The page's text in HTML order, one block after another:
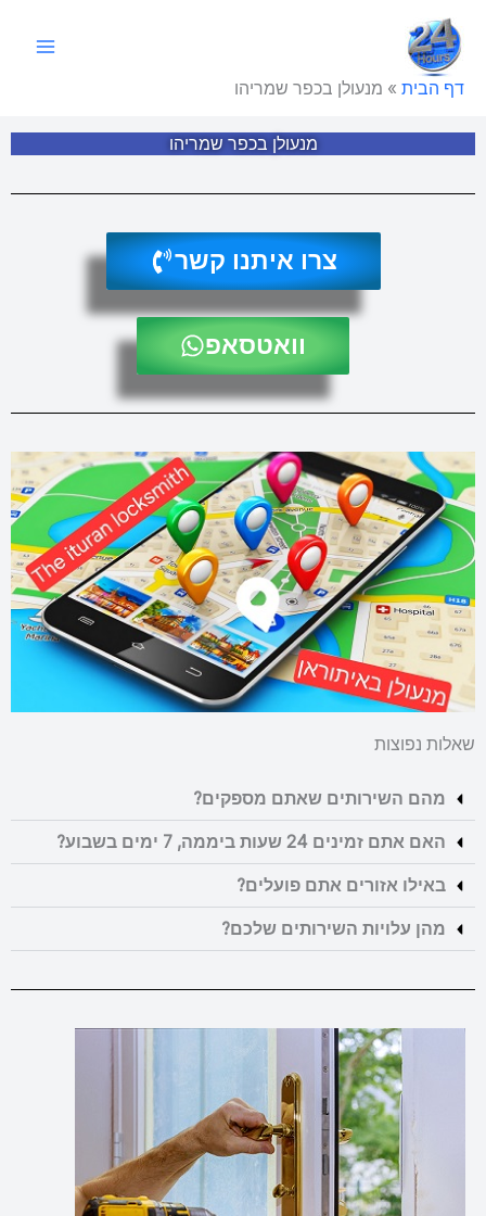
לתוכן
דף הבית » מנעולן בכפר שמריהו
מנעולן בכפר שמריהו
צרו איתנו קשר
וואטסאפ
שאלות נפוצות
מהם השירותים שאתם מספקים?
האם אתם זמינים 24 שעות ביממה, 7 ימים בשבוע?
באילו אזורים אתם פועלים?
מהן עלויות השירותים שלכם?